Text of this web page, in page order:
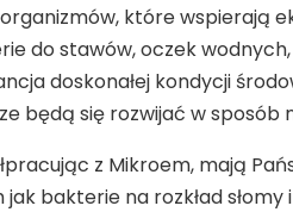
które wspierają
do stawów, oczek
doskonałej kondycji
będą się rozwijać w sposób
z Mikroem, mają
jak bakterie na rozkład